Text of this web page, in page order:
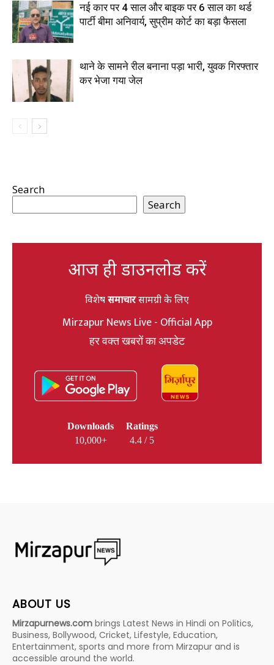
नई कार पर 4 साल और बाइक पर 6 साल का थर्ड
पार्टी बीमा अनिवार्य, सुप्रीम कोर्ट का बड़ा फैसला
थाने के सामने रील बनाना पड़ा भारी, युवक गिरफ्तार
कर भेजा गया जेल
Search
Search
आज ही डाउनलोड करें
विशेषसमाचारसामग्री के लिए
Mirzapur News Live - Official App
हर वक्त खबरों का अपडेट
Downloads
10,000+
Ratings
4.4 / 5
ABOUT US
Mirzapurnews.com brings Latest News in Hindi on Politics,
Business, Bollywood, Cricket, Lifestyle, Education,
Entertainment, sports and more from Mirzapur and is
accessible around the world.